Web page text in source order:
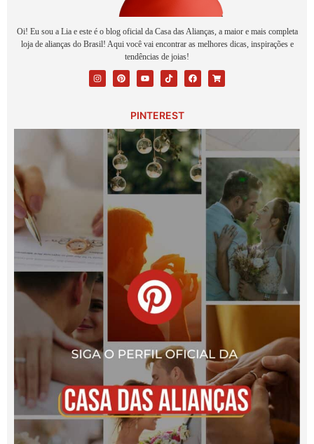
Oi! Eu sou a Lia e este é o blog oficial da Casa das Alianças, a maior e mais completa
loja de alianças do Brasil! Aqui você vai encontrar as melhores dicas, inspirações e
tendências de joias!
PINTEREST